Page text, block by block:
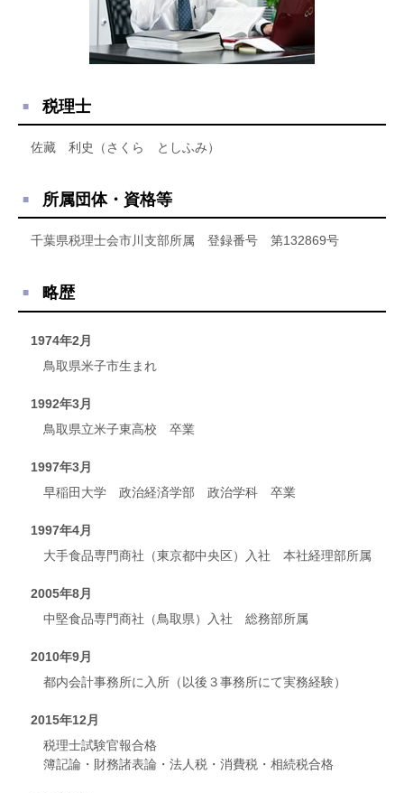
税理士
佐藏 利史（さくら としふみ）
所属団体・資格等
千葉県税理士会市川支部所属 登録番号 第132869号
略歴
1974年2月
鳥取県米子市生まれ
1992年3月
鳥取県立米子東高校 卒業
1997年3月
早稲田大学 政治経済学部 政治学科 卒業
1997年4月
大手食品専門商社（東京都中央区）入社 本社経理部所属
2005年8月
中堅食品専門商社（鳥取県）入社 総務部所属
2010年9月
都内会計事務所に入所（以後３事務所にて実務経験）
2015年12月
税理士試験官報合格
簿記論・財務諸表論・法人税・消費税・相続税合格